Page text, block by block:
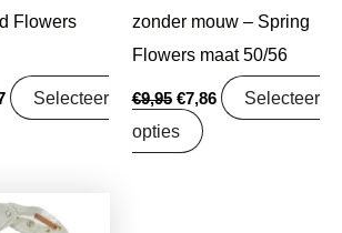
Flowers
Selecteer
zonder mouw – Spring
Flowers maat 50/56
€9,95 €7,86
Selecteer
opties
Huidige
prijs